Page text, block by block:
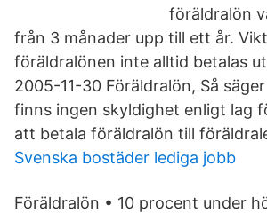
föräldralön
från 3 månader upp till ett år.
föräldralönen inte alltid betalas
2005-11-30 Föräldralön, Så
finns ingen skyldighet enligt lag
att betala föräldralön till
Svenska bostäder lediga jobb
Föräldralön • 10 procent under